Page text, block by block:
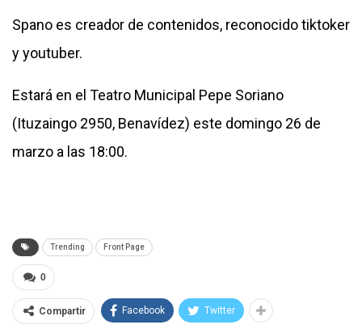
Spano es creador de contenidos, reconocido tiktoker
y youtuber.
Estará en el Teatro Municipal Pepe Soriano
(Ituzaingo 2950, Benavídez) este domingo 26 de
marzo a las 18:00.
Trending Front Page
0
Compartir Facebook Twitter